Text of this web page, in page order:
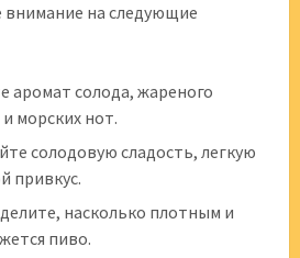
внимание на следующие
аромат солода, жареного
морских нот.
солодовую сладость, легкую
привкус.
насколько плотным и
пиво.